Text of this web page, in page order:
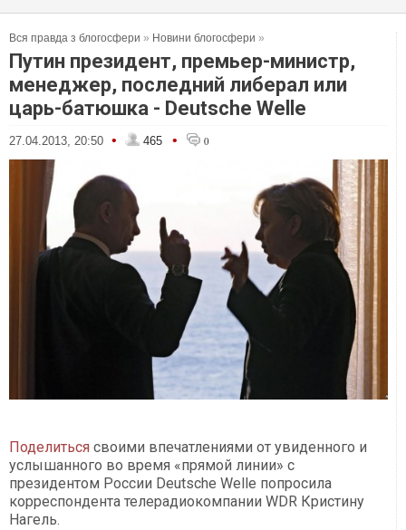
Вся правда з блогосфери » Новини блогосфери »
Путин президент, премьер-министр,
менеджер, последний либерал или
царь-батюшка - Deutsche Welle
27.04.2013, 20:50 • 465 • 0
Поделиться своими впечатлениями от увиденного и
услышанного во время «прямой линии» с
президентом России Deutsche Welle попросила
корреспондента телерадиокомпании WDR Кристину
Нагель.